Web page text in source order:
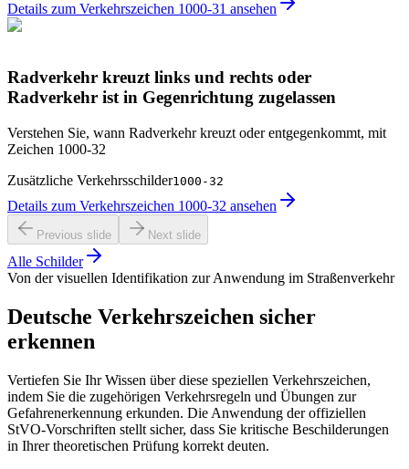
Details zum Verkehrszeichen 1000-31 ansehen
Radverkehr kreuzt links und rechts oder
Radverkehr ist in Gegenrichtung zugelassen
Verstehen Sie, wann Radverkehr kreuzt oder entgegenkommt, mit
Zeichen 1000-32
Zusätzliche Verkehrsschilder1000-32
Details zum Verkehrszeichen 1000-32 ansehen
Previous slide Next slide
Alle Schilder
Von der visuellen Identifikation zur Anwendung im Straßenverkehr
Deutsche Verkehrszeichen sicher
erkennen
Vertiefen Sie Ihr Wissen über diese speziellen Verkehrszeichen,
indem Sie die zugehörigen Verkehrsregeln und Übungen zur
Gefahrenerkennung erkunden. Die Anwendung der offiziellen
StVO-Vorschriften stellt sicher, dass Sie kritische Beschilderungen
in Ihrer theoretischen Prüfung korrekt deuten.